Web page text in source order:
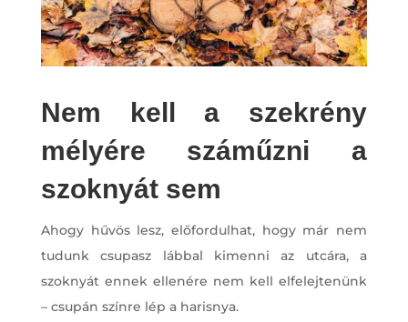
Nem kell a szekrény
mélyére száműzni a
szoknyát sem
Ahogy hűvös lesz, előfordulhat, hogy már nem
tudunk csupasz lábbal kimenni az utcára, a
szoknyát ennek ellenére nem kell elfelejtenünk
– csupán színre lép a harisnya.